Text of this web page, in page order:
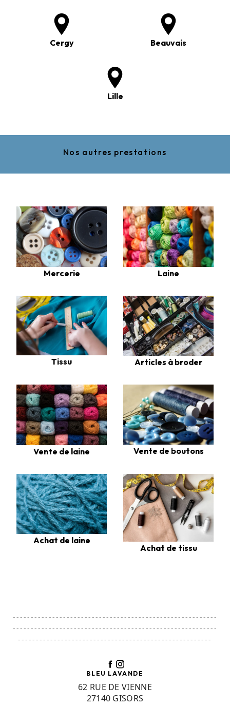
Cergy Beauvais
Lille
Nos autres prestations
Mercerie Laine
Tissu Articles à broder
Vente de laine Vente de boutons
Achat de laine
Achat de tissu
---------------------------------------------------------
---------------------------------------------------------
------------------------------------------------------
BLEU LAVANDE
62 RUE DE VIENNE
27140 GISORS